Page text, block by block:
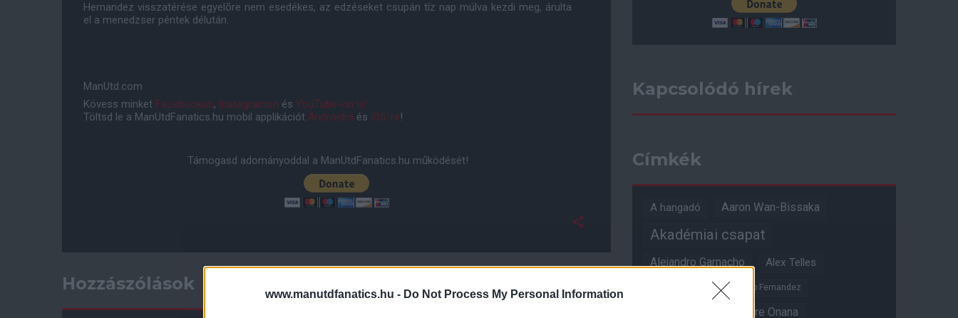
www.manutdfanatics.hu - Do Not Process My Personal Information
Hernandez visszatérése egyelõre nem esedékes, az edzéseket csupán tíz nap múlva kezdi meg, árulta
el a menedzser péntek délután.
ManUtd.com
Kövess minket Facebookon, Instagramon és YouTube-on is!
Töltsd le a ManUtdFanatics.hu mobil applikációt Androidra és iOS-re!
Támogasd adományoddal a ManUtdFanatics.hu működését!
Hozzászólások
Kapcsolódó hírek
Címkék
A hangadó Aaron Wan-Bissaka
Akadémiai csapat
Alejandro Garnacho Alex Telles
Alvaro Fernandez
Andre Onana